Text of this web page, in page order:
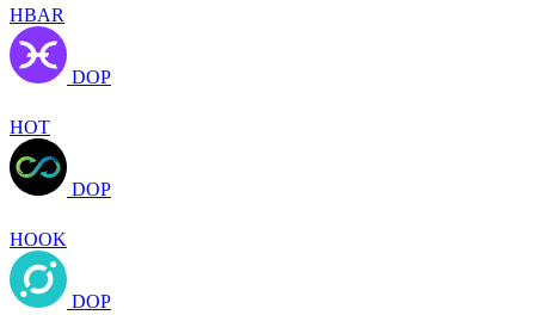
HBAR
DOP
HOT
DOP
HOOK
DOP